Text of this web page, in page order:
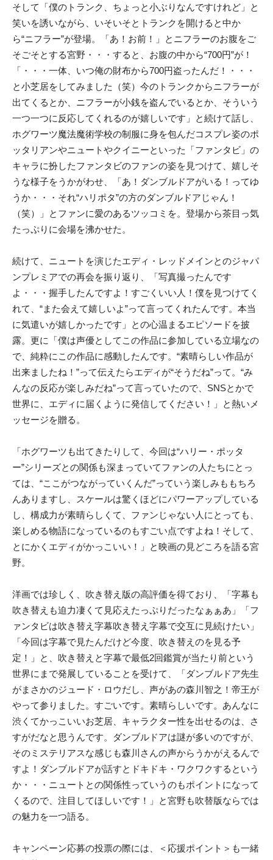
そして「僕のトランク、ちょっと小ぶりなんですけれど」と
笑いを誘いながら、いそいそとトランクを開けると中か
ら“ニフラー”が登場。「あ！お前！」とニフラーのお腹をご
そごそとする宮野・・・すると、お腹の中から“700円”が！
「・・・一体、いつ俺の財布から700円盗ったんだ！・・・
と小芝居をしてみました（笑）今のトランクからニフラーが
出てくるとか、ニフラーが小銭を盗んでいるとか、そういう
一つ一つに反応してくれるのが嬉しいです」と続けて話し、
ホグワーツ魔法魔術学校の制服に身を包んだコスプレ姿のポ
ッタリアンやニュートやクイニーといった「ファンタビ」の
キャラに扮したファンタビのファンの姿を見つけて、嬉しそ
うな様子をうかがわせ、「あ！ダンブルドアがいる！ってゆ
うか・・・それ“ハリポタ”の方のダンブルドアじゃん！
（笑）」とファンに愛のあるツッコミを。登場から茶目っ気
たっぷりに会場を沸かせた。
続けて、ニュートを演じたエディ・レッドメインとのジャパ
ンプレミアでの再会を振り返り、「写真撮ったんです
よ・・・握手したんですよ！すごくいい人！僕を見つけてく
れて、“また会えて嬉しいよ”って言ってくれたんです。本当
に気遣いが嬉しかったです」との心温まるエピソードを披
露。更に「僕は声優としてこの作品に参加している立場なの
で、純粋にこの作品に感動したんです。“素晴らしい作品が
出来ましたね！”って伝えたらエディが“そうだね”って。“み
んなの反応が楽しみだね”って言っていたので、SNSとかで
世界に、エディに届くように発信してください！」と熱いメ
ッセージを贈る。
「ホグワーツも出てきたりして、今回は“ハリー・ポッタ
ー”シリーズとの関係も深まっていてファンの人たちにとっ
ては、“ここがつながっていくんだ”っていう楽しみももちろ
んありますし、スケールは驚くほどにパワーアップしている
し、構成力が素晴らしくて、ファンじゃない人にとっても、
楽しめる物語になっているのもすごい点ですよね！そして、
とにかくエディがかっこいい！」と映画の見どころを語る宮
野。
洋画では珍しく、吹き替え版の高評価を得ており、「字幕も
吹き替えも迫力凄くて見応えたっぷりだったなぁぁあ」「フ
ァンタビは吹き替え字幕吹き替え字幕で交互に見続けたい」
「今回は字幕で見たんだけど今度、吹き替えのを見る予
定！」と、吹き替えと字幕で最低2回鑑賞が当たり前という
世界にまで発展していることを受けて、「ダンブルドア先生
がまさかのジュード・ロウだし、声があの森川智之！帝王が
やって参りました。すごいです。素晴らしいです。あんなに
渋くてかっこいいお芝居、キャラクター性を出せるのは、さ
すがだなと思うんです。ダンブルドアは謎が多いのですが、
そのミステリアスな感じも森川さんの声からうかがえるんで
すよ！ダンブルドアが話すとドキドキ・ワクワクするという
か・・・ニュートとの関係性っていうのもポイントになって
くるので、注目してほしいです！」と宮野も吹替版ならでは
の魅力を一つ語る。
キャンペーン応募の投票の際には、＜応援ポイント＞も一緒